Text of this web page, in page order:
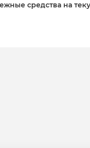
средства на